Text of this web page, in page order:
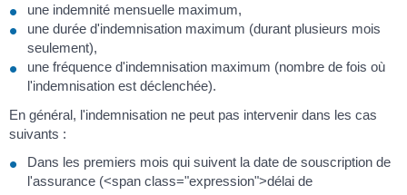
une indemnité mensuelle maximum,
une durée d'indemnisation maximum (durant plusieurs mois
seulement),
une fréquence d'indemnisation maximum (nombre de fois où
l'indemnisation est déclenchée).
En général, l'indemnisation ne peut pas intervenir dans les cas
suivants :
Dans les premiers mois qui suivent la date de souscription de
l'assurance (<span class="expression">délai de